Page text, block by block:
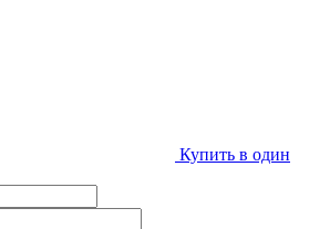
Купить в один